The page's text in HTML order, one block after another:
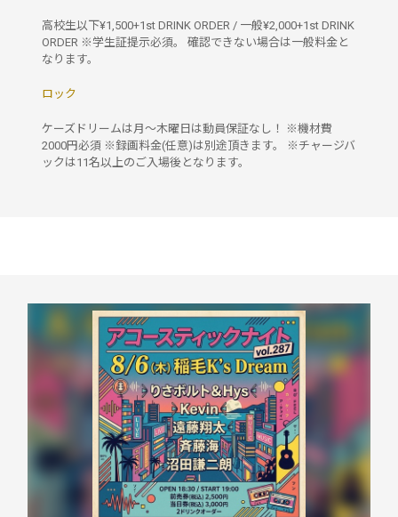
高校生以下¥1,500+1st DRINK ORDER / 一般¥2,000+1st DRINK
ORDER ※学生証提示必須。 確認できない場合は一般料金と
なります。
ロック
ケーズドリームは月〜木曜日は動員保証なし！ ※機材費
2000円必須 ※録画料金(任意)は別途頂きます。 ※チャージバ
ックは11名以上のご入場後となります。